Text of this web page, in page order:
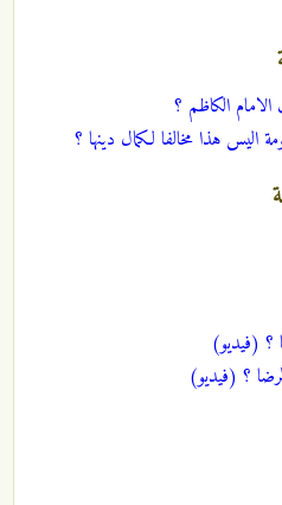
الامام الكاظم ؟
اليس هذا مخالفا لكمال دينها ؟
؟ (فيديو)
؟ (فيديو)